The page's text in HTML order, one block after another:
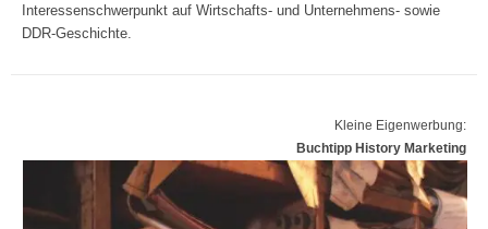
Interessenschwerpunkt auf Wirtschafts- und Unternehmens- sowie
DDR-Geschichte.
Kleine Eigenwerbung:
Buchtipp History Marketing